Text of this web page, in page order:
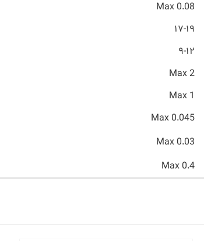
Max 0.08
۱۷-۱۹
۹-۱۲
Max 2
Max 1
Max 0.045
Max 0.03
Max 0.4